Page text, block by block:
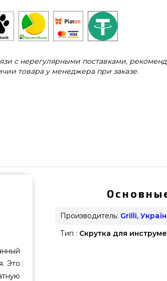
с нерегулярными поставками,
товара у менеджера при заказе.
Это
Производитель: Grilli,
Тип : Скрутка для